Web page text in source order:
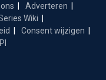
Adverteren
Wiki
Consent wijzigen